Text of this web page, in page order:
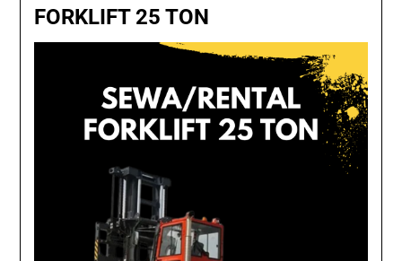
FORKLIFT 25 TON